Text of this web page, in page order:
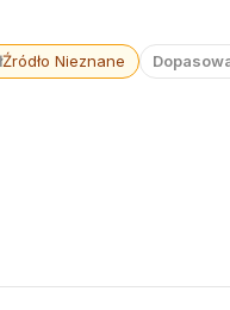
Źródło Nieznane